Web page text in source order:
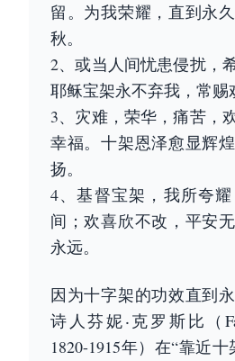
留。为我荣耀，直到永
秋。
2、或当人间忧患侵扰，
耶稣宝架永不弃我，常赐
3、灾难，荣华，痛苦，
幸福。十架恩泽愈显辉
扬。
4、基督宝架，我所夸
间；欢喜欣不改，平安
永远。
因为十字架的功效直到
诗人芬妮‧克罗斯比（
1820-1915年）在“靠近